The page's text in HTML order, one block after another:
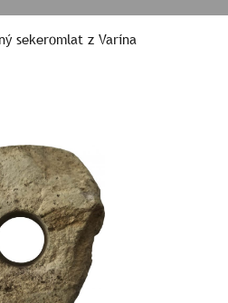
sekeromlat z Varína